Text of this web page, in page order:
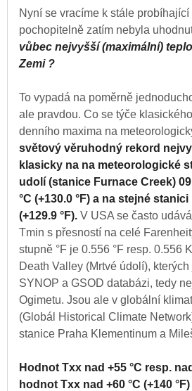
Nyní se vracíme k stále probíhající
pochopitelně zatím nebyla
vůbec nejvyšší (maximální)
Zemi ?
To vypadá na poměrně
ale pravdou. Co se týče
denního maxima na
světový věruhodný rekord
klasicky na na meteorologické
udolí (stanice Furnace Creek)
°C (+130.0 °F) a na stejné stanici
(+129.9 °F). V USA se často
Tmin s přesností na celé
stupně °F je 0.556 °F resp. 0.556
Death Valley (Mrtvé údolí),
SYNOP a GSOD databázi, tedy
Ogimetu. Jsou ale v globální
(Globál Historical Climate
stanice Praha Klementinum a
Hodnot Txx nad +55 °C resp.
hodnot Txx nad +60 °C (+140